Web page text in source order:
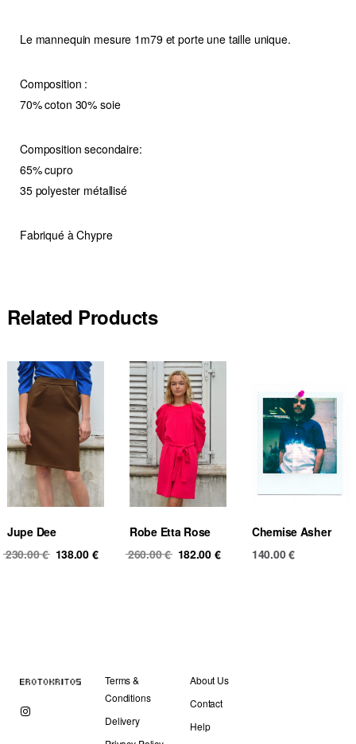
Le mannequin mesure 1m79 et porte une taille unique.
Composition :
70% coton 30% soie
Composition secondaire:
65% cupro
35 polyester métallisé
Fabriqué à Chypre
Related Products
Jupe Dee
230.00€ Original
138.00 € Current
Robe Etta Rose
260.00€ Original
182.00 € Current
Chemise Asher
140.00€
Terms &
Conditions
Delivery
About Us
Contact
Help